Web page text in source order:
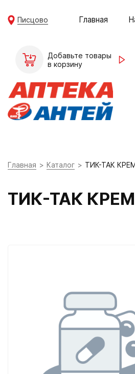
Писцово Главная
Добавьте товары
в корзину
Главная Каталог ТИК-ТАК
ТИК-ТАК